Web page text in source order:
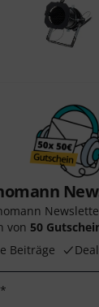
von 50
Beiträge
*